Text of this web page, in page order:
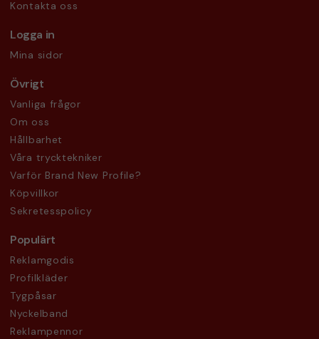
Kontakta oss
Logga in
Mina sidor
Övrigt
Vanliga frågor
Om oss
Hållbarhet
Våra trycktekniker
Varför Brand New Profile?
Köpvillkor
Sekretesspolicy
Populärt
Reklamgodis
Profilkläder
Tygpåsar
Nyckelband
Reklampennor